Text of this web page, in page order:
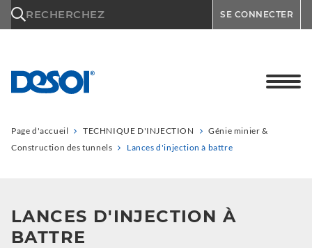
RECHERCHEZ SE CONNECTER
Page d'accueil TECHNIQUE D'INJECTION
Génie minier &
Construction des tunnels
Lances d'injection à battre
LANCES D'INJECTION À
BATTRE